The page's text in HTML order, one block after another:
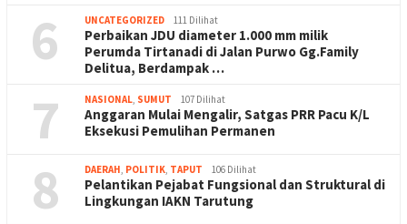
6 UNCATEGORIZED 111 Dilihat
Perbaikan JDU diameter 1.000 mm milik
Perumda Tirtanadi di Jalan Purwo Gg.Family
Delitua, Berdampak …
7 NASIONAL, SUMUT 107 Dilihat
Anggaran Mulai Mengalir, Satgas PRR Pacu K/L
Eksekusi Pemulihan Permanen
8 DAERAH, POLITIK, TAPUT 106 Dilihat
Pelantikan Pejabat Fungsional dan Struktural di
Lingkungan IAKN Tarutung